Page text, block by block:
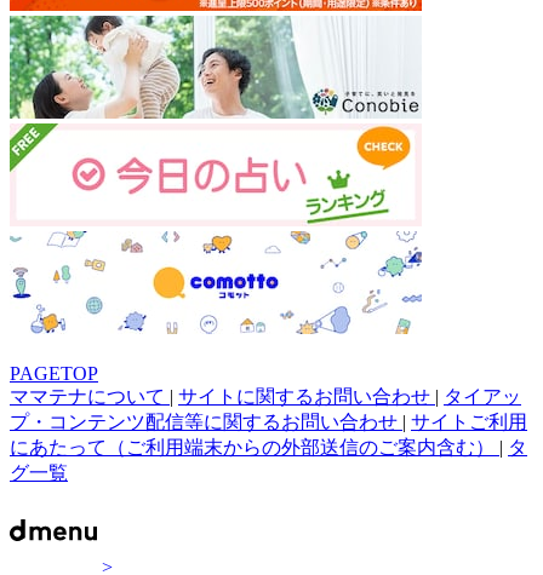
PAGETOP
ママテナについて | サイトに関するお問い合わせ | タイアッ
プ・コンテンツ配信等に関するお問い合わせ | サイトご利用
にあたって（ご利用端末からの外部送信のご案内含む） | タ
グ一覧
>